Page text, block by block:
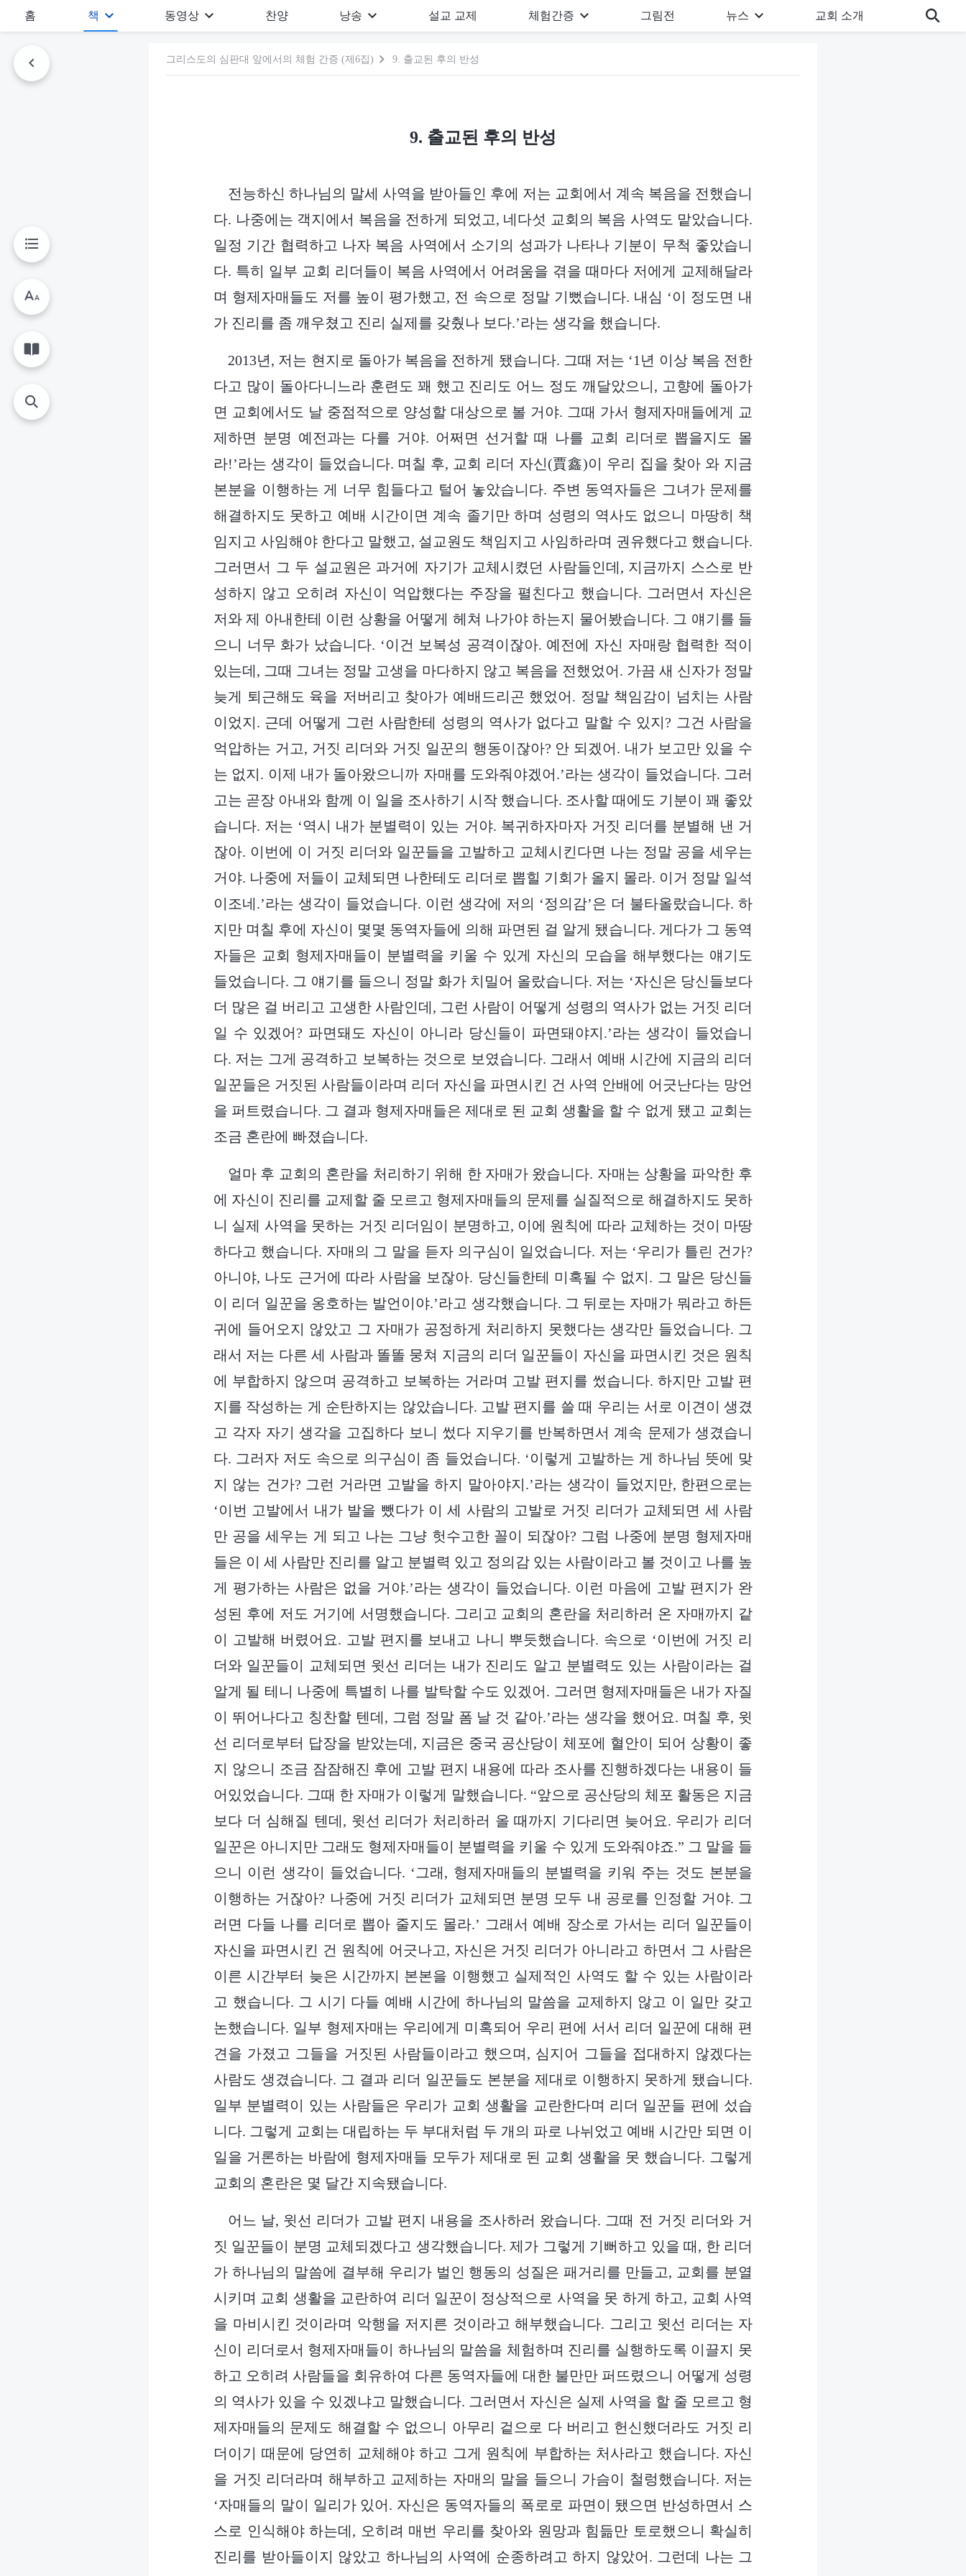
홈 책 동영상 찬양 낭송 설교 교제 체험간증 그림전 뉴스 교회 소개
그리스도의 심판대 앞에서의 체험 간증 (제6집) 9. 출교된 후의 반성
9. 출교된 후의 반성
전능하신 하나님의 말세 사역을 받아들인 후에 저는 교회에서 계속 복음을 전했습니
다. 나중에는 객지에서 복음을 전하게 되었고, 네다섯 교회의 복음 사역도 맡았습니다.
일정 기간 협력하고 나자 복음 사역에서 소기의 성과가 나타나 기분이 무척 좋았습니
다. 특히 일부 교회 리더들이 복음 사역에서 어려움을 겪을 때마다 저에게 교제해달라
며 형제자매들도 저를 높이 평가했고, 전 속으로 정말 기뻤습니다. 내심 ‘이 정도면 내
가 진리를 좀 깨우쳤고 진리 실제를 갖췄나 보다.’라는 생각을 했습니다.
2013년, 저는 현지로 돌아가 복음을 전하게 됐습니다. 그때 저는 ‘1년 이상 복음 전한
다고 많이 돌아다니느라 훈련도 꽤 했고 진리도 어느 정도 깨달았으니, 고향에 돌아가
면 교회에서도 날 중점적으로 양성할 대상으로 볼 거야. 그때 가서 형제자매들에게 교
제하면 분명 예전과는 다를 거야. 어쩌면 선거할 때 나를 교회 리더로 뽑을지도 몰
라!’라는 생각이 들었습니다. 며칠 후, 교회 리더 자신(賈鑫)이 우리 집을 찾아 와 지금
본분을 이행하는 게 너무 힘들다고 털어 놓았습니다. 주변 동역자들은 그녀가 문제를
해결하지도 못하고 예배 시간이면 계속 졸기만 하며 성령의 역사도 없으니 마땅히 책
임지고 사임해야 한다고 말했고, 설교원도 책임지고 사임하라며 권유했다고 했습니다.
그러면서 그 두 설교원은 과거에 자기가 교체시켰던 사람들인데, 지금까지 스스로 반
성하지 않고 오히려 자신이 억압했다는 주장을 펼친다고 했습니다. 그러면서 자신은
저와 제 아내한테 이런 상황을 어떻게 헤쳐 나가야 하는지 물어봤습니다. 그 얘기를 들
으니 너무 화가 났습니다. ‘이건 보복성 공격이잖아. 예전에 자신 자매랑 협력한 적이
있는데, 그때 그녀는 정말 고생을 마다하지 않고 복음을 전했었어. 가끔 새 신자가 정말
늦게 퇴근해도 육을 저버리고 찾아가 예배드리곤 했었어. 정말 책임감이 넘치는 사람
이었지. 근데 어떻게 그런 사람한테 성령의 역사가 없다고 말할 수 있지? 그건 사람을
억압하는 거고, 거짓 리더와 거짓 일꾼의 행동이잖아? 안 되겠어. 내가 보고만 있을 수
는 없지. 이제 내가 돌아왔으니까 자매를 도와줘야겠어.’라는 생각이 들었습니다. 그러
고는 곧장 아내와 함께 이 일을 조사하기 시작 했습니다. 조사할 때에도 기분이 꽤 좋았
습니다. 저는 ‘역시 내가 분별력이 있는 거야. 복귀하자마자 거짓 리더를 분별해 낸 거
잖아. 이번에 이 거짓 리더와 일꾼들을 고발하고 교체시킨다면 나는 정말 공을 세우는
거야. 나중에 저들이 교체되면 나한테도 리더로 뽑힐 기회가 올지 몰라. 이거 정말 일석
이조네.’라는 생각이 들었습니다. 이런 생각에 저의 ‘정의감’은 더 불타올랐습니다. 하
지만 며칠 후에 자신이 몇몇 동역자들에 의해 파면된 걸 알게 됐습니다. 게다가 그 동역
자들은 교회 형제자매들이 분별력을 키울 수 있게 자신의 모습을 해부했다는 얘기도
들었습니다. 그 얘기를 들으니 정말 화가 치밀어 올랐습니다. 저는 ‘자신은 당신들보다
더 많은 걸 버리고 고생한 사람인데, 그런 사람이 어떻게 성령의 역사가 없는 거짓 리더
일 수 있겠어? 파면돼도 자신이 아니라 당신들이 파면돼야지.’라는 생각이 들었습니
다. 저는 그게 공격하고 보복하는 것으로 보였습니다. 그래서 예배 시간에 지금의 리더
일꾼들은 거짓된 사람들이라며 리더 자신을 파면시킨 건 사역 안배에 어긋난다는 망언
을 퍼트렸습니다. 그 결과 형제자매들은 제대로 된 교회 생활을 할 수 없게 됐고 교회는
조금 혼란에 빠졌습니다.
얼마 후 교회의 혼란을 처리하기 위해 한 자매가 왔습니다. 자매는 상황을 파악한 후
에 자신이 진리를 교제할 줄 모르고 형제자매들의 문제를 실질적으로 해결하지도 못하
니 실제 사역을 못하는 거짓 리더임이 분명하고, 이에 원칙에 따라 교체하는 것이 마땅
하다고 했습니다. 자매의 그 말을 듣자 의구심이 일었습니다. 저는 ‘우리가 틀린 건가?
아니야, 나도 근거에 따라 사람을 보잖아. 당신들한테 미혹될 수 없지. 그 말은 당신들
이 리더 일꾼을 옹호하는 발언이야.’라고 생각했습니다. 그 뒤로는 자매가 뭐라고 하든
귀에 들어오지 않았고 그 자매가 공정하게 처리하지 못했다는 생각만 들었습니다. 그
래서 저는 다른 세 사람과 똘똘 뭉쳐 지금의 리더 일꾼들이 자신을 파면시킨 것은 원칙
에 부합하지 않으며 공격하고 보복하는 거라며 고발 편지를 썼습니다. 하지만 고발 편
지를 작성하는 게 순탄하지는 않았습니다. 고발 편지를 쓸 때 우리는 서로 이견이 생겼
고 각자 자기 생각을 고집하다 보니 썼다 지우기를 반복하면서 계속 문제가 생겼습니
다. 그러자 저도 속으로 의구심이 좀 들었습니다. ‘이렇게 고발하는 게 하나님 뜻에 맞
지 않는 건가? 그런 거라면 고발을 하지 말아야지.’라는 생각이 들었지만, 한편으로는
‘이번 고발에서 내가 발을 뺐다가 이 세 사람의 고발로 거짓 리더가 교체되면 세 사람
만 공을 세우는 게 되고 나는 그냥 헛수고한 꼴이 되잖아? 그럼 나중에 분명 형제자매
들은 이 세 사람만 진리를 알고 분별력 있고 정의감 있는 사람이라고 볼 것이고 나를 높
게 평가하는 사람은 없을 거야.’라는 생각이 들었습니다. 이런 마음에 고발 편지가 완
성된 후에 저도 거기에 서명했습니다. 그리고 교회의 혼란을 처리하러 온 자매까지 같
이 고발해 버렸어요. 고발 편지를 보내고 나니 뿌듯했습니다. 속으로 ‘이번에 거짓 리
더와 일꾼들이 교체되면 윗선 리더는 내가 진리도 알고 분별력도 있는 사람이라는 걸
알게 될 테니 나중에 특별히 나를 발탁할 수도 있겠어. 그러면 형제자매들은 내가 자질
이 뛰어나다고 칭찬할 텐데, 그럼 정말 폼 날 것 같아.’라는 생각을 했어요. 며칠 후, 윗
선 리더로부터 답장을 받았는데, 지금은 중국 공산당이 체포에 혈안이 되어 상황이 좋
지 않으니 조금 잠잠해진 후에 고발 편지 내용에 따라 조사를 진행하겠다는 내용이 들
어있었습니다. 그때 한 자매가 이렇게 말했습니다. “앞으로 공산당의 체포 활동은 지금
보다 더 심해질 텐데, 윗선 리더가 처리하러 올 때까지 기다리면 늦어요. 우리가 리더
일꾼은 아니지만 그래도 형제자매들이 분별력을 키울 수 있게 도와줘야죠.” 그 말을 들
으니 이런 생각이 들었습니다. ‘그래, 형제자매들의 분별력을 키워 주는 것도 본분을
이행하는 거잖아? 나중에 거짓 리더가 교체되면 분명 모두 내 공로를 인정할 거야. 그
러면 다들 나를 리더로 뽑아 줄지도 몰라.’ 그래서 예배 장소로 가서는 리더 일꾼들이
자신을 파면시킨 건 원칙에 어긋나고, 자신은 거짓 리더가 아니라고 하면서 그 사람은
이른 시간부터 늦은 시간까지 본본을 이행했고 실제적인 사역도 할 수 있는 사람이라
고 했습니다. 그 시기 다들 예배 시간에 하나님의 말씀을 교제하지 않고 이 일만 갖고
논했습니다. 일부 형제자매는 우리에게 미혹되어 우리 편에 서서 리더 일꾼에 대해 편
견을 가졌고 그들을 거짓된 사람들이라고 했으며, 심지어 그들을 접대하지 않겠다는
사람도 생겼습니다. 그 결과 리더 일꾼들도 본분을 제대로 이행하지 못하게 됐습니다.
일부 분별력이 있는 사람들은 우리가 교회 생활을 교란한다며 리더 일꾼들 편에 섰습
니다. 그렇게 교회는 대립하는 두 부대처럼 두 개의 파로 나뉘었고 예배 시간만 되면 이
일을 거론하는 바람에 형제자매들 모두가 제대로 된 교회 생활을 못 했습니다. 그렇게
교회의 혼란은 몇 달간 지속됐습니다.
어느 날, 윗선 리더가 고발 편지 내용을 조사하러 왔습니다. 그때 전 거짓 리더와 거
짓 일꾼들이 분명 교체되겠다고 생각했습니다. 제가 그렇게 기뻐하고 있을 때, 한 리더
가 하나님의 말씀에 결부해 우리가 벌인 행동의 성질은 패거리를 만들고, 교회를 분열
시키며 교회 생활을 교란하여 리더 일꾼이 정상적으로 사역을 못 하게 하고, 교회 사역
을 마비시킨 것이라며 악행을 저지른 것이라고 해부했습니다. 그리고 윗선 리더는 자
신이 리더로서 형제자매들이 하나님의 말씀을 체험하며 진리를 실행하도록 이끌지 못
하고 오히려 사람들을 회유하여 다른 동역자들에 대한 불만만 퍼뜨렸으니 어떻게 성령
의 역사가 있을 수 있겠냐고 말했습니다. 그러면서 자신은 실제 사역을 할 줄 모르고 형
제자매들의 문제도 해결할 수 없으니 아무리 겉으로 다 버리고 헌신했더라도 거짓 리
더이기 때문에 당연히 교체해야 하고 그게 원칙에 부합하는 처사라고 했습니다. 자신
을 거짓 리더라며 해부하고 교제하는 자매의 말을 들으니 가슴이 철렁했습니다. 저는
‘자매들의 말이 일리가 있어. 자신은 동역자들의 폭로로 파면이 됐으면 반성하면서 스
스로 인식해야 하는데, 오히려 매번 우리를 찾아와 원망과 힘듦만 토로했으니 확실히
진리를 받아들이지 않았고 하나님의 사역에 순종하려고 하지 않았어. 그런데 나는 그